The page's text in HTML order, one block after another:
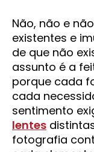
Não, não e
existentes e
de que não
assunto é a
porque cada
cada
sentimento
lentes
fotografia